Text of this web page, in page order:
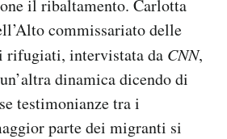
il ribaltamento. Carlotta
commissariato delle
rifugiati, intervistata da CNN,
un’altra dinamica dicendo di
testimonianze tra i
parte dei migranti si